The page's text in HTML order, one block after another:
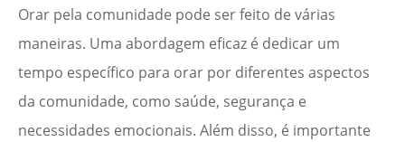
Orar pela comunidade pode ser feito de várias
maneiras. Uma abordagem eficaz é dedicar um
tempo específico para orar por diferentes aspectos
da comunidade, como saúde, segurança e
necessidades emocionais. Além disso, é importante